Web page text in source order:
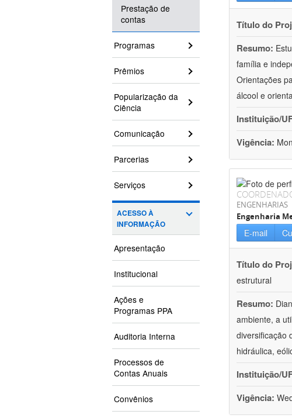
Prestação de
contas
Programas
Prêmios
Popularização da
Ciência
Comunicação
Parcerias
Serviços
ACESSO À
INFORMAÇÃO
Apresentação
Institucional
Ações e
Programas PPA
Auditoria Interna
Processos de
Contas Anuais
Convênios
Título do
Resumo:
família e
Orientações
álcool e
Instituição/
Vigência:
ENGENHARIAS
Engenharia
E-mail
Título do
estrutural
Resumo:
ambiente, a
diversificação
hidráulica,
Instituição/
Vigência: